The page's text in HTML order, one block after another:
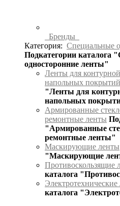
Бренды
Категория: Специальные
Подкатегории каталога
односторонние ленты"
Ленты для
напольных покрытий
"Ленты для
напольных
Армированные
ремонтные ленты
"Армированные
ремонтные ленты"
Маскирующие ленты
"Маскирующие
Противоскользящие
каталога
Электротехнические
каталога